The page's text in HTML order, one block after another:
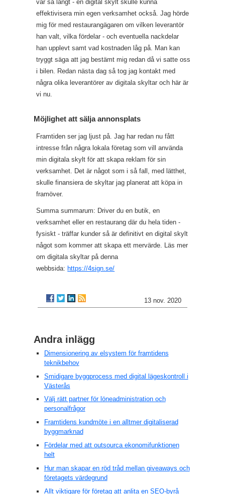
var så långt - en digital skylt skulle kunna
effektivisera min egen verksamhet också. Jag hörde
mig för med restaurangägaren om vilken leverantör
han valt, vilka fördelar - och eventuella nackdelar
han upplevt samt vad kostnaden låg på. Man kan
tryggt säga att jag bestämt mig redan då vi satte oss
i bilen. Redan nästa dag så tog jag kontakt med
några olika leverantörer av digitala skyltar och här är
vi nu.
Möjlighet att sälja annonsplats
Framtiden ser jag ljust på. Jag har redan nu fått
intresse från några lokala företag som vill använda
min digitala skylt för att skapa reklam för sin
verksamhet. Det är något som i så fall, med lätthet,
skulle finansiera de skyltar jag planerat att köpa in
framöver.
Summa summarum: Driver du en butik, en
verksamhet eller en restaurang där du hela tiden -
fysiskt - träffar kunder så är definitivt en digital skylt
något som kommer att skapa ett mervärde. Läs mer
om digitala skyltar på denna
webbsida: https://4sign.se/
13 nov. 2020
Andra inlägg
Dimensionering av elsystem för framtidens
teknikbehov
Smidigare byggprocess med digital lägeskontroll i
Västerås
Välj rätt partner för löneadministration och
personalfrågor
Framtidens kundmöte i en alltmer digitaliserad
byggmarknad
Fördelar med att outsourca ekonomifunktionen
helt
Hur man skapar en röd tråd mellan giveaways och
företagets värdegrund
Allt viktigare för företag att anlita en SEO-byrå